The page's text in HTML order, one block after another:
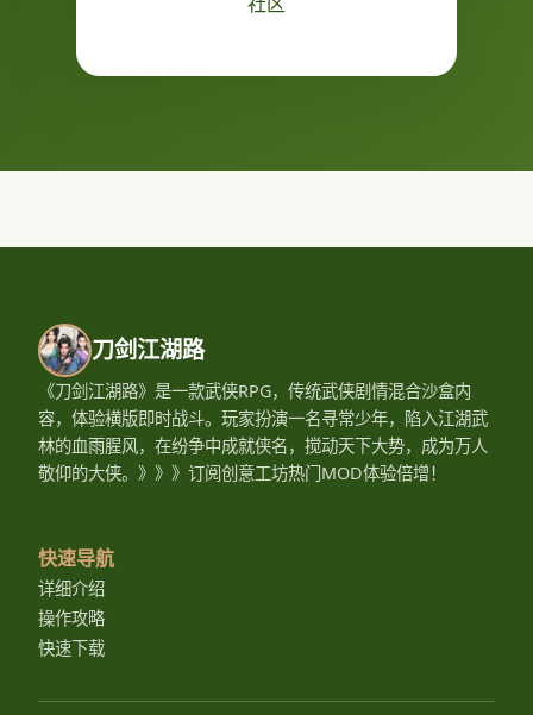
刀剑江湖路
《刀剑江湖路》是一款武侠RPG，传统武侠剧情混合沙盒内
容，体验横版即时战斗。玩家扮演一名寻常少年，陷入江湖武
林的血雨腥风，在纷争中成就侠名，搅动天下大势，成为万人
敬仰的大侠。》》》订阅创意工坊热门MOD体验倍增！
快速导航
详细介绍
操作攻略
快速下载